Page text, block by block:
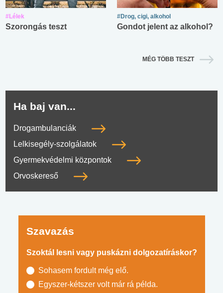
#Lélek
Szorongás teszt
#Drog, cigi, alkohol
Gondot jelent az alkohol?
MÉG TÖBB TESZT
Ha baj van...
Drogambulanciák
Lelkisegély-szolgálatok
Gyermekvédelmi központok
Orvoskereső
Szavazás
Szoktál lesni vagy puskázni dolgozatíráskor?
Sohasem fordult még elő.
Egyszer-kétszer volt már rá példa.